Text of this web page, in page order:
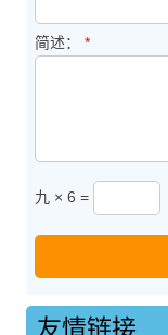
简述： *
九 × 6 =
友情链接